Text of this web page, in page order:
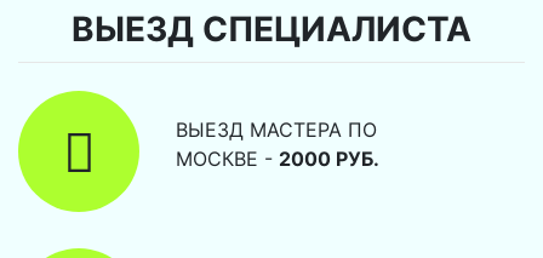
ВЫЕЗД СПЕЦИАЛИСТА
ВЫЕЗД МАСТЕРА ПО
МОСКВЕ - 2000 РУБ.